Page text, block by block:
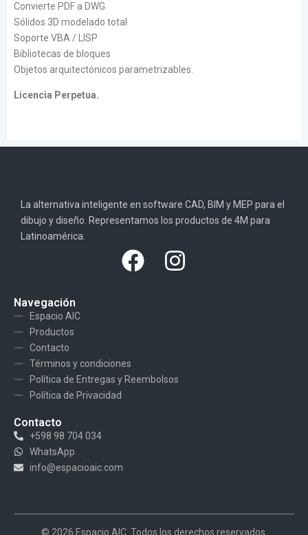
Convierte PDF a DWG
Sólidos 3D modelado total
Soporte VBA / LISP
Bibliotecas de bloques
Objetos arquitectónicos parametrizables.
Licencia Perpetua.
La alternativa inteligente en software CAD, BIM y MEP para el
dibujo y diseño. Representamos los productos de 4M para
Latinoamérica.
Navegación
Espacio AIC
Productos
Contacto
Términos y condiciones
Política de Entregas y Reembolsos
Política de Privacidad
Contacto
+598 98 704 034
WhatsApp
info@espacioaic.com
© 2026 Espacio AIC. Todos los derechos reservados.